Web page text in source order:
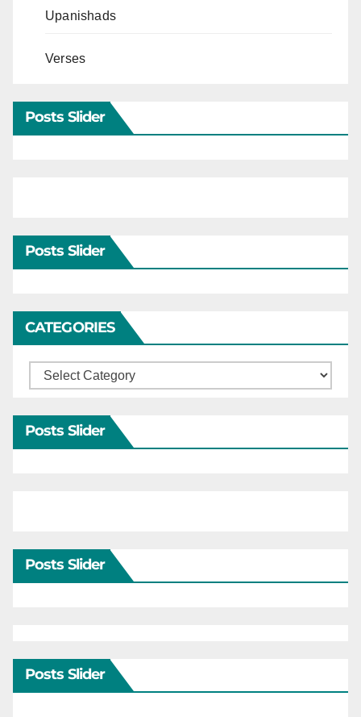
Upanishads
Verses
Posts Slider
Posts Slider
CATEGORIES
Categories
Posts Slider
Posts Slider
Posts Slider